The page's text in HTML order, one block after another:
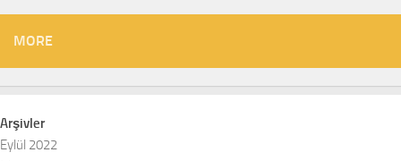
MORE
Arşivler
Eylül 2022